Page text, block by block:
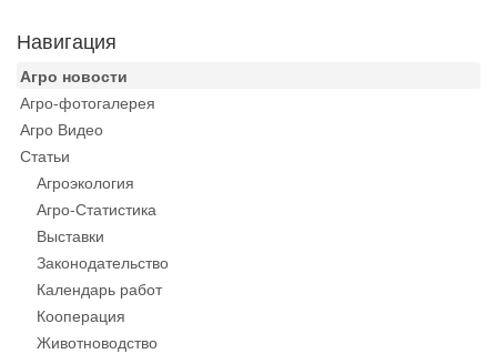
Навигация
Агро новости
Агро-фотогалерея
Агро Видео
Статьи
Агроэкология
Агро-Статистика
Выставки
Законодательство
Календарь работ
Кооперация
Животноводство